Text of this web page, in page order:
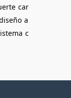
car
a
c